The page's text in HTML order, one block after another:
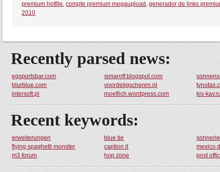
premium hotfile,compte premium megaupload ,generador de links
2010
Recently parsed news:
egsportsbar.com simaroff.blogspot.com
blurblue.com
voordeligscheren.nl
intersoft.pl
moeflich.wordpress.com kis-
Recent keywords:
erweiterungen blue tie
flying spaghetti monster
caption it
mexico
m3 forum
hop zone post